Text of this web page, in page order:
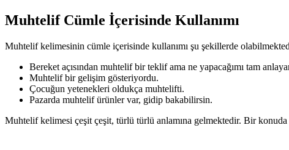
Muhtelif Cümle İçerisinde Kullanımı
Muhtelif kelimesinin cümle içerisinde kullanımı şu şekillerde
Bereket açısından muhtelif bir teklif ama ne yapacağımı tam
Muhtelif bir gelişim gösteriyordu.
Çocuğun yetenekleri oldukça muhtelifti.
Pazarda muhtelif ürünler var, gidip bakabilirsin.
Muhtelif kelimesi çeşit çeşit, türlü türlü anlamına gelmektedir. Bir